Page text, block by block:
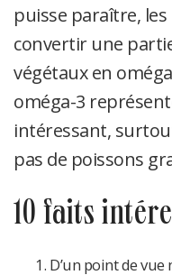
puisse paraître,
convertir une
végétaux en
oméga-3
intéressant,
pas de poissons
10 faits
D’un point de